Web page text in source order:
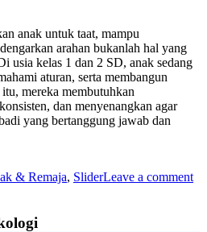
anak untuk taat, mampu
arahan bukanlah hal yang
usia kelas 1 dan 2 SD, anak sedang
aturan, serta membangun
mereka membutuhkan
dan menyenangkan agar
yang bertanggung jawab dan
& Remaja, SliderLeave a comment